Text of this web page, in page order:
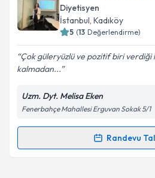
Size bu uzmandan randevu
hazırlandığında e-posta ile
E-posta Adresiniz
Kişisel verilerimin
Metni'ni okudum ve
Diyetisyen
İstanbul , Kadıköy
5 (13 Değerlendirme)
Çok güleryüzlü ve pozitif biri verdiği
kalmadan...
Uzm. Dyt. Melisa Eken
Fenerbahçe Mahallesi Erguvan Sokak 5/1
Randevu
Randevu Takvimi Talebi